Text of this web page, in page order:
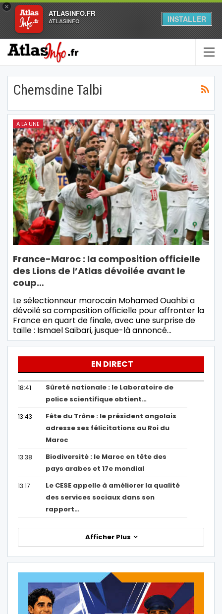
×
ATLASINFO.FR
ATLASINFO INSTALLER
Chemsdine Talbi
A LA UNE
France-Maroc : la composition officielle
des Lions de l’Atlas dévoilée avant le
coup…
Le sélectionneur marocain Mohamed Ouahbi a
dévoilé sa composition officielle pour affronter la
France en quart de finale, avec une surprise de
taille : Ismael Saibari, jusque-là annoncé…
EN DIRECT
18:41
Sûreté nationale : le Laboratoire de
police scientifique obtient…
13:43
Fête du Trône : le président angolais
adresse ses félicitations au Roi du
Maroc
13:38
Biodiversité : le Maroc en tête des
pays arabes et 17e mondial
13:17
Le CESE appelle à améliorer la qualité
des services sociaux dans son
rapport…
Afficher Plus